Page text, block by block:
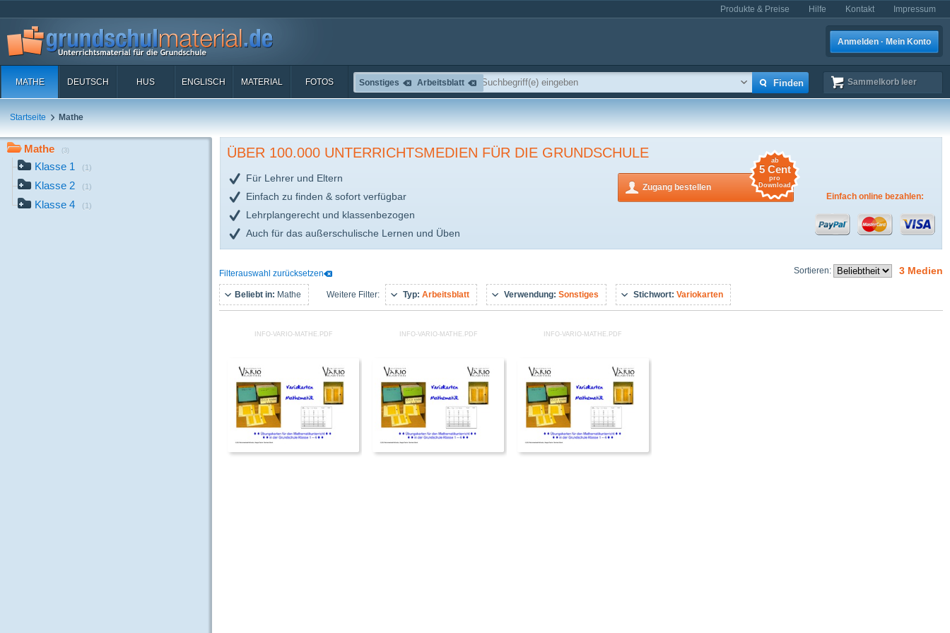
Produkte & Preise Hilfe Kontakt Impressum
Anmelden · Mein Konto
MATHE DEUTSCH HUS ENGLISCH MATERIAL FOTOS Sammelkorb leer
Sonstiges Arbeitsblatt
Startseite Mathe
Mathe (3)
Klasse 1 (1)
Klasse 2 (1)
Klasse 4 (1)
ÜBER 100.000 UNTERRICHTSMEDIEN FÜR DIE GRUNDSCHULE
Für Lehrer und Eltern
Einfach zu finden & sofort verfügbar
Lehrplangerecht und klassenbezogen
Auch für das außerschulische Lernen und Üben
Zugang bestellen
ab
5 Cent
pro
Download
Einfach online bezahlen:
Sortieren: 3 Medien
Filterauswahl zurücksetzen
Beliebt in: Mathe Weitere Filter: Typ: Arbeitsblatt Verwendung: Sonstiges Stichwort: Variokarten
INFO-VARIO-MATHE.PDF INFO-VARIO-MATHE.PDF INFO-VARIO-MATHE.PDF